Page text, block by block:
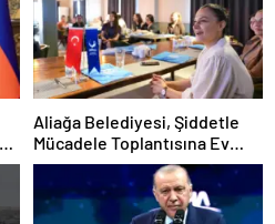
Aliağa Belediyesi, Şiddetle
Mücadele Toplantısına Ev
Sahipliği Yaptı